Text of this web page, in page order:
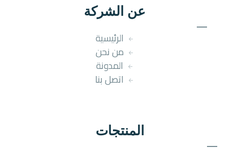
عن الشركة
الرئيسية
من نحن
المدونة
اتصل بنا
المنتجات